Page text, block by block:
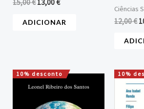
15,00€ 13,00€
ADICIONAR
Ciências
12,00€
10% desconto
O
preço
era:
O
preço
é:
10%
O